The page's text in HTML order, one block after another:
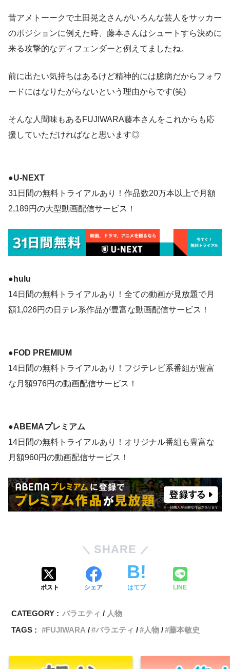
昔アメトーークで土田晃之さんがいろんな芸人をサッカー
のポジションに例えた時、藤本さんはシュートすら決めに
来る攻撃的なディフェンダーと例えてましたね。
前に出たい気持ちはあるけど精神的には臆病だからフォワ
ードにはなりたがらないという理由からです(笑)
そんな人間味もあるFUJIWARA藤本さんをこれからも応
援していただければなと思います◎
●U-NEXT
31日間の無料トライアルあり！作品数20万本以上で月額
2,189円の大型動画配信サービス！
●hulu
14日間の無料トライアルあり！全ての動画が見放題で月
額1,026円の日テレ系作品が豊富な動画配信サービス！
● FOD PREMIUM
14日間の無料トライアルあり！フジテレビ系番組が豊富
な月額976円の動画配信サービス！
●ABEMAプレミアム
14日間の無料トライアルあり！オリジナル番組も豊富な
月額960円の動画配信サービス！
SHARE
ポスト シェア はてブ LINE
CATEGORY : バラエティ
人物
TAGS :
FUJIWARA バラエティ 人物 藤本敏史